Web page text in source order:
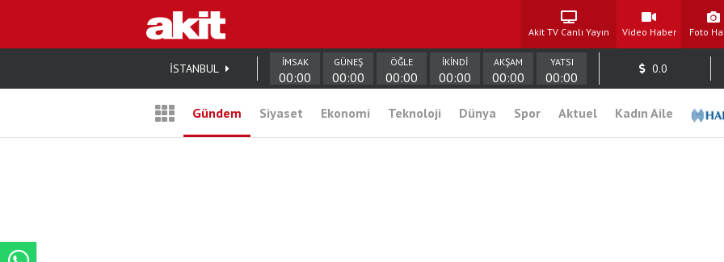
Akit TV Canlı Yayın Video Haber Foto
İSTANBUL İMSAK
00:00
GÜNEŞ
00:00
ÖĞLE
00:00
İKİNDİ
00:00
AKŞAM
00:00
YATSI
00:00
0.0
Gündem Siyaset Ekonomi Teknoloji Dünya Spor Aktuel Kadın Aile